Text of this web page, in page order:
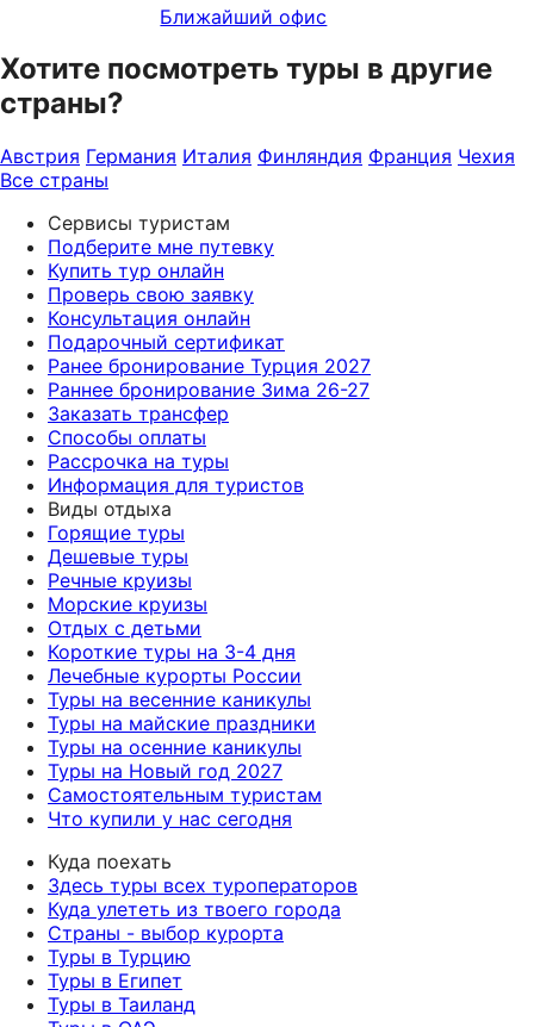
Ближайший офис
Хотите посмотреть туры в другие
страны?
Австрия Германия Италия Финляндия Франция Чехия
Все страны
Сервисы туристам
Подберите мне путевку
Купить тур онлайн
Проверь свою заявку
Консультация онлайн
Подарочный сертификат
Ранее бронирование Турция 2027
Раннее бронирование Зима 26-27
Заказать трансфер
Способы оплаты
Рассрочка на туры
Информация для туристов
Виды отдыха
Горящие туры
Дешевые туры
Речные круизы
Морские круизы
Отдых с детьми
Короткие туры на 3-4 дня
Лечебные курорты России
Туры на весенние каникулы
Туры на майские праздники
Туры на осенние каникулы
Туры на Новый год 2027
Самостоятельным туристам
Что купили у нас сегодня
Куда поехать
Здесь туры всех туроператоров
Куда улететь из твоего города
Страны - выбор курорта
Туры в Турцию
Туры в Египет
Туры в Таиланд